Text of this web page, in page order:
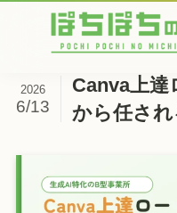
Canva上達
から任さ
2026
6/13